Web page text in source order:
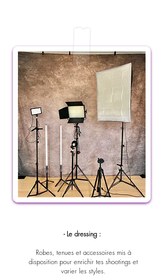
- Le dressing :
Robes, tenues et accessoires mis à
disposition pour enrichir tes shootings et
varier les styles.